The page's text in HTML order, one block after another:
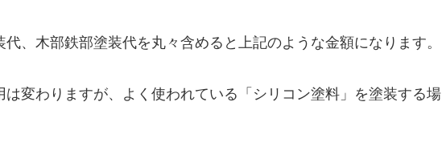
、木部鉄部塗装代を丸々含めると上記のような金額になります。
変わりますが、よく使われている「シリコン塗料」を塗装する場